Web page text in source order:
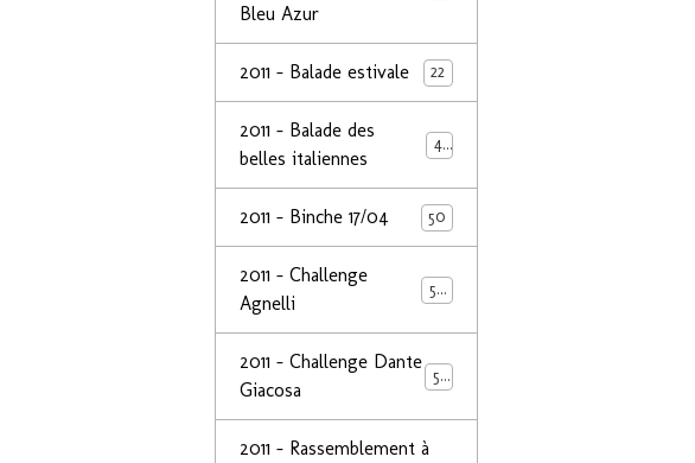
Bleu Azur
2011 - Balade estivale 22
2011 - Balade des
belles italiennes
49
2011 - Binche 17/04 50
2011 - Challenge
Agnelli
50
2011 - Challenge Dante
Giacosa
50
2011 - Rassemblement à